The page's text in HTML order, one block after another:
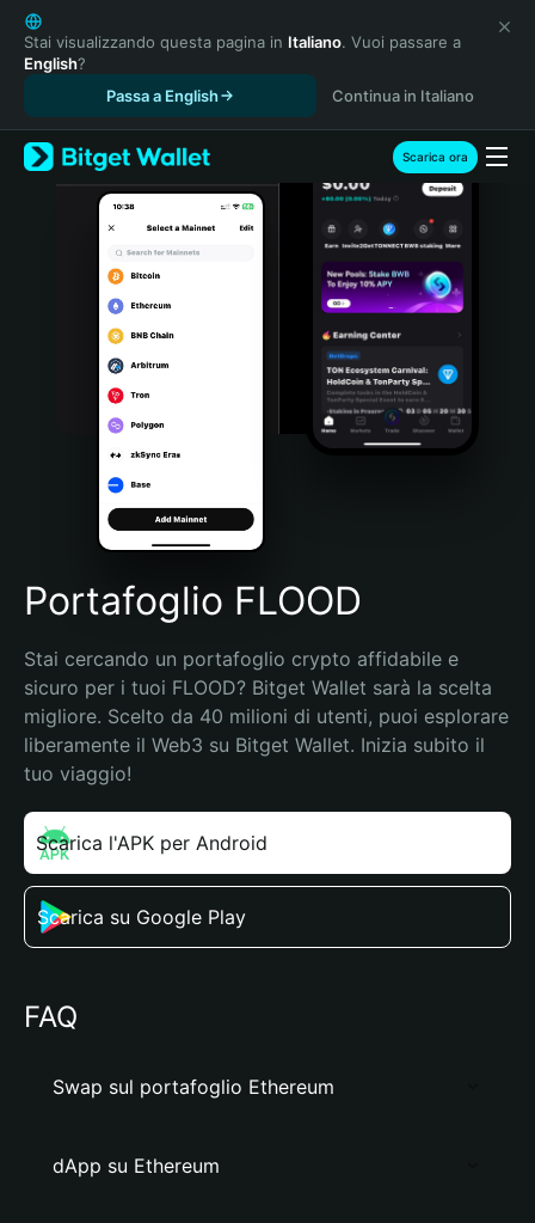
English
日本語
Tiếng Việt
Español (Latinoamérica)
Türkçe
Italiano
Português (Portugal)
Bahasa Indonesia
Português (Brasil)
Español (Argentina)
Stai visualizzando questa pagina in Italiano. Vuoi passare a
English?
Passa a English
Continua in Italiano
Scarica ora
Portafoglio FLOOD
Stai cercando un portafoglio crypto affidabile e
sicuro per i tuoi FLOOD? Bitget Wallet sarà la scelta
migliore. Scelto da 40 milioni di utenti, puoi esplorare
liberamente il Web3 su Bitget Wallet. Inizia subito il
tuo viaggio!
Scarica l'APK per Android
Scarica su Google Play
FAQ
Swap sul portafoglio Ethereum
dApp su Ethereum